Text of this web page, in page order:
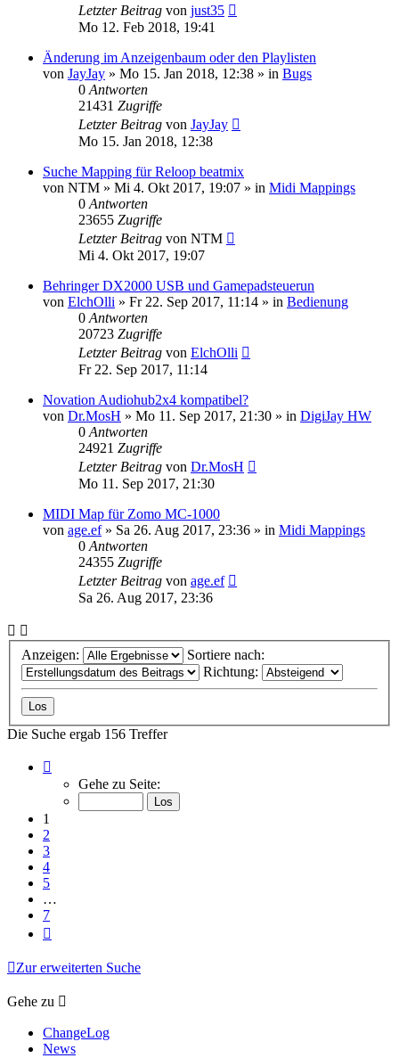
Letzter Beitrag von just35
Mo 12. Feb 2018, 19:41
Änderung im Anzeigenbaum oder den Playlisten
von JayJay » Mo 15. Jan 2018, 12:38 » in Bugs
0 Antworten
21431 Zugriffe
Letzter Beitrag von JayJay
Mo 15. Jan 2018, 12:38
Suche Mapping für Reloop beatmix
von NTM » Mi 4. Okt 2017, 19:07 » in Midi Mappings
0 Antworten
23655 Zugriffe
Letzter Beitrag von NTM
Mi 4. Okt 2017, 19:07
Behringer DX2000 USB und Gamepadsteuerun
von ElchOlli » Fr 22. Sep 2017, 11:14 » in Bedienung
0 Antworten
20723 Zugriffe
Letzter Beitrag von ElchOlli
Fr 22. Sep 2017, 11:14
Novation Audiohub2x4 kompatibel?
von Dr.MosH » Mo 11. Sep 2017, 21:30 » in DigiJay HW
0 Antworten
24921 Zugriffe
Letzter Beitrag von Dr.MosH
Mo 11. Sep 2017, 21:30
MIDI Map für Zomo MC-1000
von age.ef» Sa 26. Aug 2017, 23:36 » in Midi Mappings
0 Antworten
24355 Zugriffe
Letzter Beitrag von age.ef
Sa 26. Aug 2017, 23:36
Anzeigen:
Sortiere nach:
Richtung:
Die Suche ergab 156 Treffer
von
Gehe zu Seite:
1
2
3
4
5
…
7
Zur erweiterten Suche
Gehe zu
ChangeLog
News